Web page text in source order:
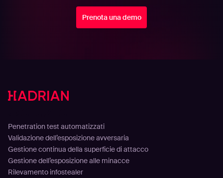
Prenota una demo
Penetration test automatizzati
Validazione dell’esposizione avversaria
Gestione continua della superficie di attacco
Gestione dell’esposizione alle minacce
Rilevamento infostealer